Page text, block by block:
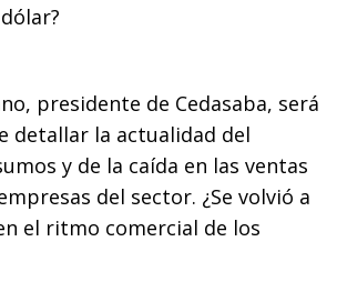
presidente de Cedasaba, será
detallar la actualidad del
y de la caída en las ventas
del sector. ¿Se volvió a
el ritmo comercial de los